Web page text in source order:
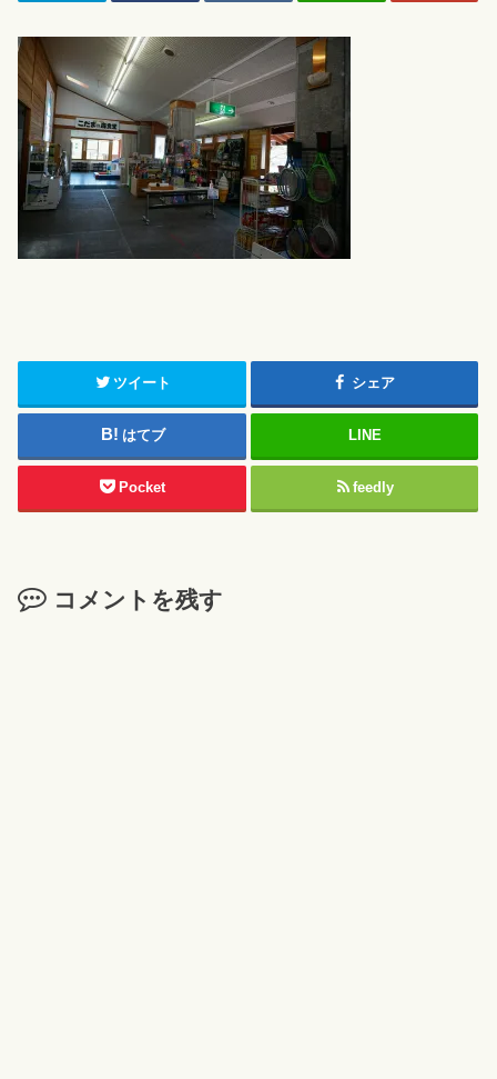
ツイート シェア
はてブ LINE
Pocket feedly
コメントを残す